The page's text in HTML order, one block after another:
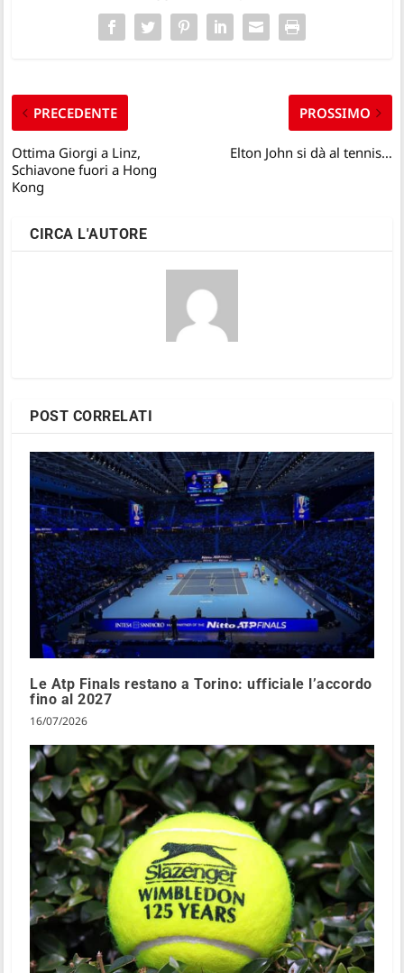
PRECEDENTE
Ottima Giorgi a Linz,
Schiavone fuori a Hong
Kong
PROSSIMO
Elton John si dà al tennis…
CIRCA L'AUTORE
POST CORRELATI
Le Atp Finals restano a Torino: ufficiale l’accordo
fino al 2027
16/07/2026